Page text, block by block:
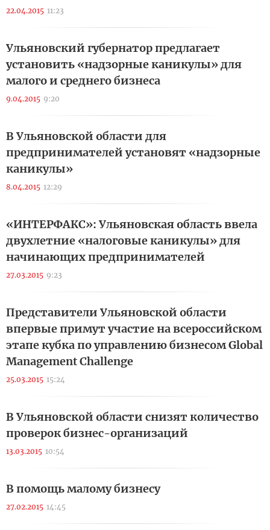
22.04.2015 11:23
Ульяновский губернатор предлагает
установить «надзорные каникулы» для
малого и среднего бизнеса
9.04.2015 9:20
В Ульяновской области для
предпринимателей установят «надзорные
каникулы»
8.04.2015 12:29
«ИНТЕРФАКС»: Ульяновская область ввела
двухлетние «налоговые каникулы» для
начинающих предпринимателей
27.03.2015 9:23
Представители Ульяновской области
впервые примут участие на всероссийском
этапе кубка по управлению бизнесом Global
Management Challenge
25.03.2015 15:24
В Ульяновской области снизят количество
проверок бизнес-организаций
13.03.2015 10:54
В помощь малому бизнесу
27.02.2015 14:45